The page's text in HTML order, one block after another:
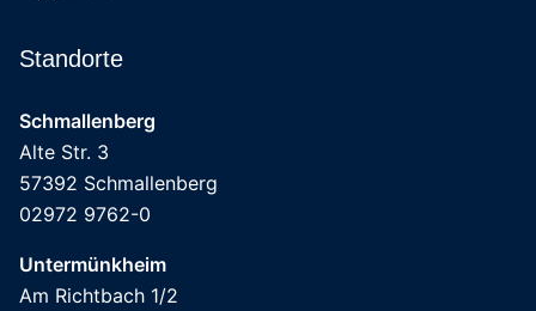
Standorte
Schmallenberg
Alte Str. 3
57392 Schmallenberg
02972 9762-0
Untermünkheim
Am Richtbach 1/2